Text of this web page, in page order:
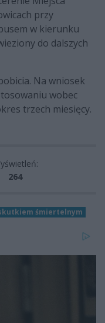
przy
w kierunku
do dalszych
Na wniosek
wobec
trzech miesięcy.
264
śmiertelnym